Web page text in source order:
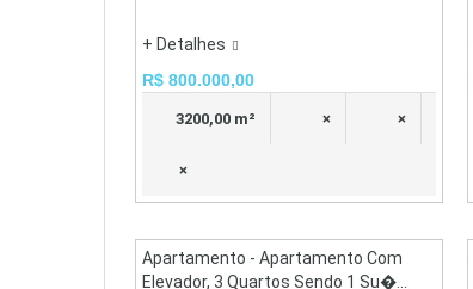
+ Detalhes
R$ 800.000,00
3200,00 m² × ×
×
Apartamento - Apartamento Com
Elevador, 3 Quartos Sendo 1 Su�...